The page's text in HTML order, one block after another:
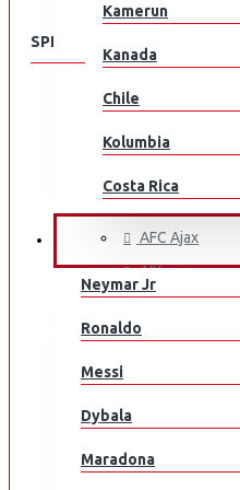
Kamerun
Kanada
Chile
Kolumbia
Costa Rica
Kroatia
Tšekki
Tanska
Egypti
EL Salvador
JALKAPALLOILIJAT
Neymar Jr
Ronaldo
Messi
Dybala
Maradona
SPEISEKARTE
KLUBEILLE
Aberdeen
ACF Fiorentina
AFC Ajax
AIK
AS Monaco
Athletic Bilbao